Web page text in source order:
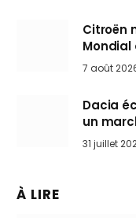
Citroën
Mondial
Mini
7 août
Dacia
un
31 juillet
À LIRE